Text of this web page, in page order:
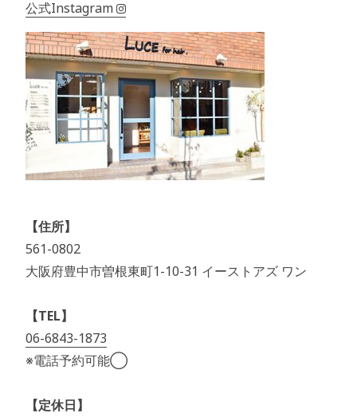
公式Instagram
【住所】
561-0802
大阪府豊中市曽根東町1-10-31 イーストアズ ワン
【TEL】
06-6843-1873
※電話予約可能◯
【定休日】